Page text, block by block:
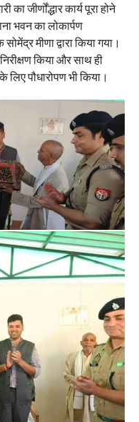
जीर्णोंद्धार कार्य पूरा होने
भवन का लोकार्पण
मीणा द्वारा किया गया।
किया और साथ ही
पौधारोपण भी किया।